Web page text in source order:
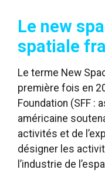
Le new
spatiale
Le terme New
première fois en
Foundation (SFF :
américaine
activités et de
désigner les
l’industrie de